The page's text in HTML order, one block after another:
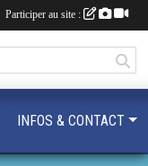
INFOS & CONTACT
Participer au site :